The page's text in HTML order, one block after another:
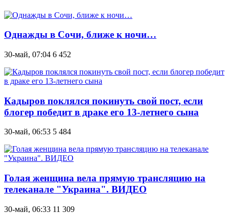
Однажды в Сочи, ближе к ночи…
30-май, 07:04 6 452
Кадыров поклялся покинуть свой пост, если
блогер победит в драке его 13-летнего сына
30-май, 06:53 5 484
Голая женщина вела прямую трансляцию на
телеканале "Украина". ВИДЕО
30-май, 06:33 11 309